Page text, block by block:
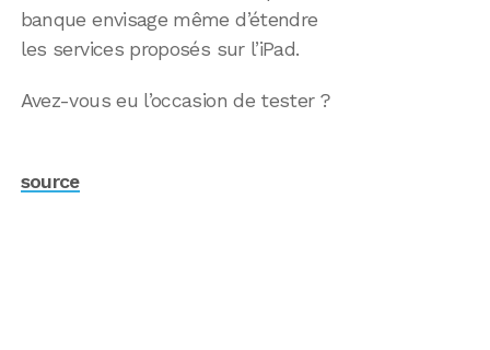
banque envisage même d’étendre
les services proposés sur l’iPad.
Avez-vous eu l’occasion de tester ?
source